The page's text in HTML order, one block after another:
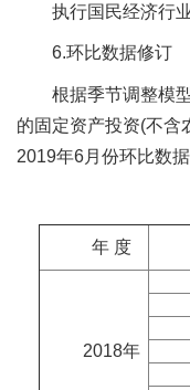
执行国民经济行
6.环比数据修订
根据季节调整模
的固定资产投资(不含
2019年6月份环比数
年 度
2018年